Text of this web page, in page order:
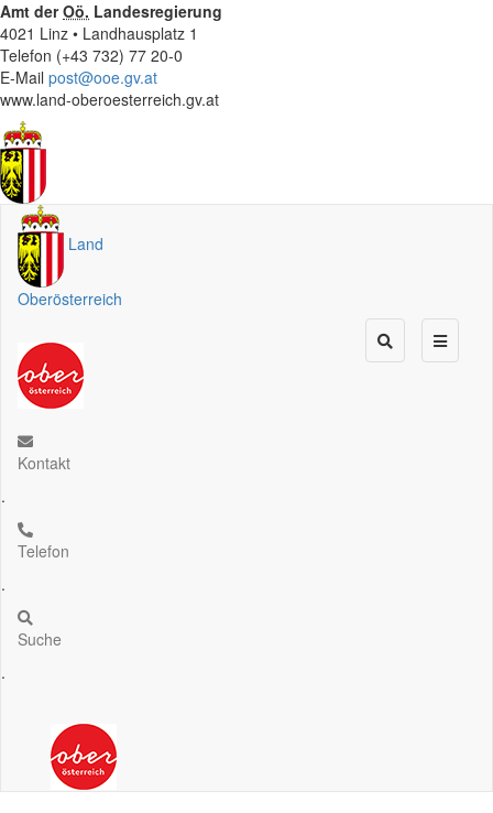
Amt derOö. Landesregierung
4021 Linz • Landhausplatz 1
Telefon (+43 732) 77 20-0
E-Mail post@ooe.gv.at
www.land-oberoesterreich.gv.at
Land
Oberösterreich
Kontakt
.
Telefon
.
Suche
.